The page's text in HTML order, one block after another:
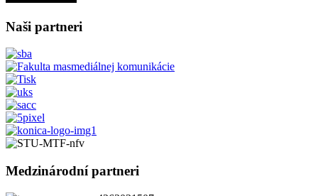
Naši partneri
Medzinárodní partneri